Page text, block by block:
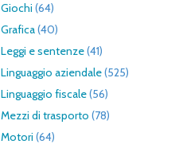
Giochi (64)
Grafica(40)
Leggi e sentenze(41)
Linguaggio aziendale(525)
Linguaggio fiscale(56)
Mezzi di trasporto (78)
Motori (64)